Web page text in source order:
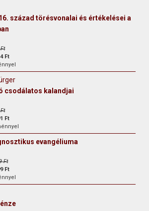
század törésvonalai és értékelései a
Ft
csodálatos kalandjai
Ft
evangéliuma
Ft
Ft